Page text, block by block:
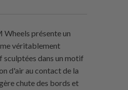
Wheels présente un
véritablement
sculptées dans un motif
d'air au contact de la
chute des bords et